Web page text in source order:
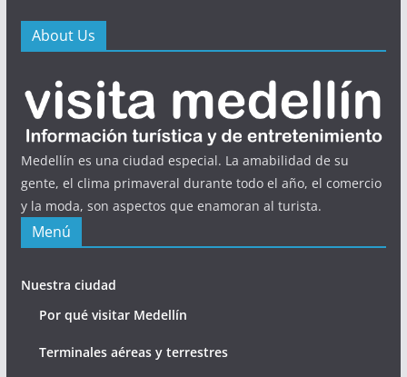
About Us
Medellín es una ciudad especial. La amabilidad de su
gente, el clima primaveral durante todo el año, el comercio
y la moda, son aspectos que enamoran al turista.
Menú
Nuestra ciudad
Por qué visitar Medellín
Terminales aéreas y terrestres